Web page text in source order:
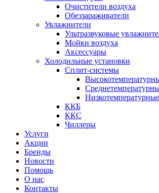
Очистители воздуха
Обеззараживатели
Увлажнители
Ультразвуковые
Мойки воздуха
Аксессуары
Холодильные установки
Сплит-системы
Низкотемпературные
ККБ
ККС
Чиллеры
Услуги
Акции
Бренды
Новости
Помощь
О нас
Контакты